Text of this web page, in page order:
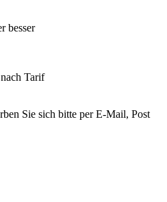
besser
Tarif
Sie sich bitte per E-Mail, Post